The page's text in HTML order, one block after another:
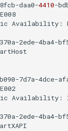
daa0-4410-
2ede-4ba4-
7d7a-4dce-
Availability:
2ede-4ba4-